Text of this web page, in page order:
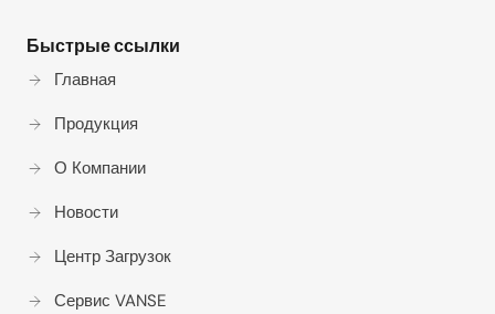
Быстрые ссылки
Главная
Продукция
О Компании
Новости
Центр Загрузок
Сервис VANSE